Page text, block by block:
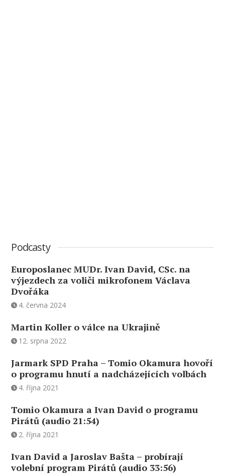
Podcasty
Europoslanec MUDr. Ivan David, CSc. na
výjezdech za voliči mikrofonem Václava
Dvořáka
4. června 2024
Martin Koller o válce na Ukrajině
12. srpna 2022
Jarmark SPD Praha – Tomio Okamura hovoří
o programu hnutí a nadcházejících volbách
4. října 2021
Tomio Okamura a Ivan David o programu
Pirátů (audio 21:54)
2. října 2021
Ivan David a Jaroslav Bašta – probírají
volební program Pirátů (audio 33:56)